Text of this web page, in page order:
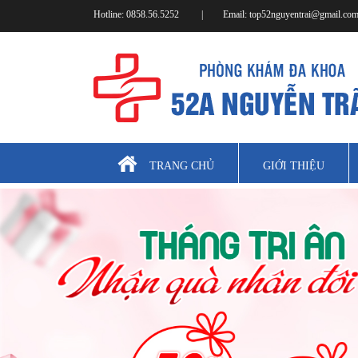
Hotline: 0858.56.5252 Email: top52nguyentrai@gmail.com
TRANG CHỦ GIỚI THIỆU